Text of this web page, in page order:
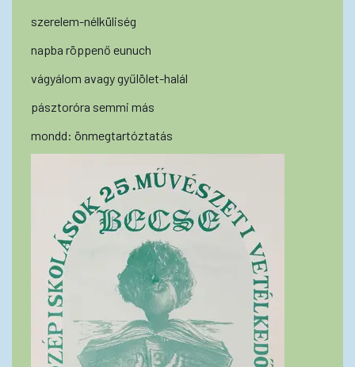
szerelem-nélküliség
napba röppenő eunuch
vágyálom avagy gyűlölet-halál
pásztoróra semmi más
mondd: önmegtartóztatás